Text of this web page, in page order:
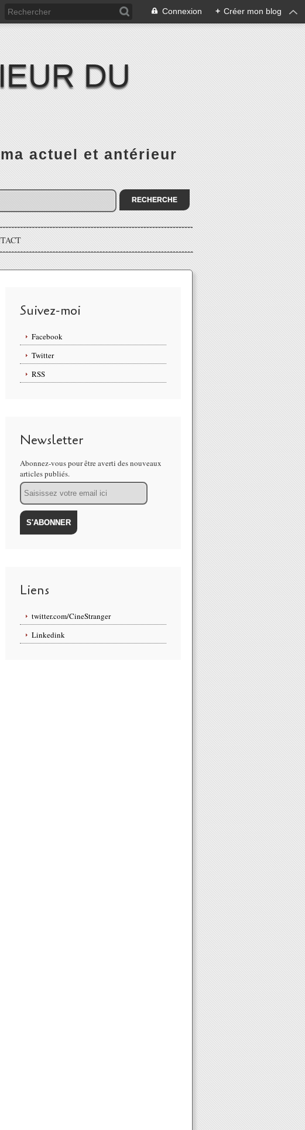
Connexion + Créer mon blog
DU
actuel et antérieur
Suivez-moi
Facebook
Twitter
RSS
Newsletter
Abonnez-vous pour être averti des nouveaux
articles publiés.
Email
Liens
twitter.com/CineStranger
Linkedink